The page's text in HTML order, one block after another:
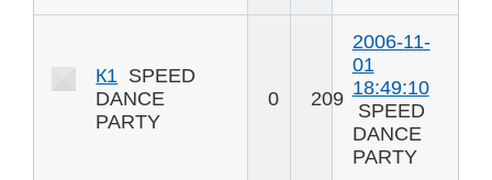
К1 SPEED
DANCE
PARTY
0 209
2006-11-
01
18:49:10
SPEED
DANCE
PARTY